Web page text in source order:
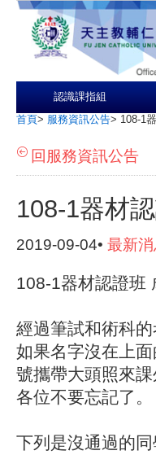
認識課指組
首頁> 服務資訊公告> 108-1
回服務資訊公告
108-1器材
2019-09-04• 最新消
108-1器材認證班
經過筆試和術科
如果名字沒在上
號攜帶大頭照來
各位不要忘記了。
下列是沒通過的